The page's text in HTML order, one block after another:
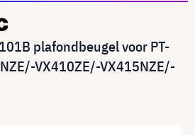
plafondbeugel voor PT-
VX410ZE/-VX415NZE/-